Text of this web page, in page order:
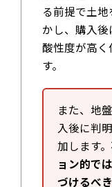
る前提で土
かし、購入後
酸性度が高
す。
また、地
入後に判
加します。
ョン的で
づけるべき